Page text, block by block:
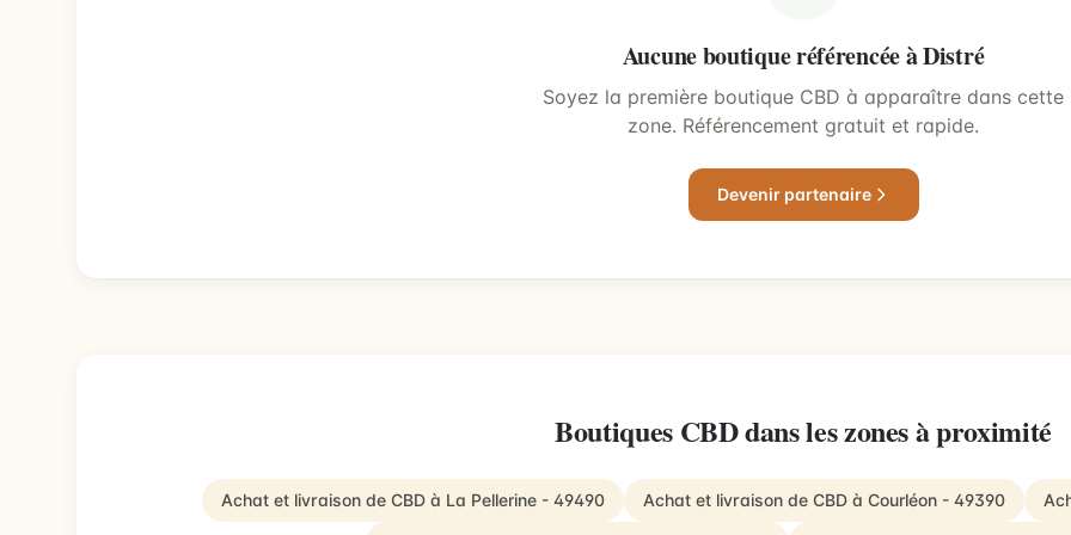
Aucune boutique référencée à Distré
Soyez la première boutique CBD à apparaître dans cette
zone. Référencement gratuit et rapide.
Devenir partenaire
Boutiques CBD dans les zones à proximité
Achat et livraison de CBD à La Pellerine - 49490 Achat et livraison de CBD à Courléon - 49390